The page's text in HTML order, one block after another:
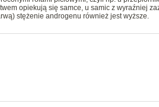
opiekują się samce, u samic z wyraźniej
stężenie androgenu również jest wyższe.